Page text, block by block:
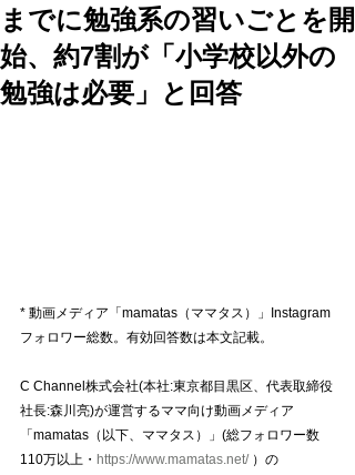
までに勉強系の習いごとを開
始、約7割が「小学校以外の
勉強は必要」と回答
* 動画メディア「mamatas（ママタス）」Instagram
フォロワー総数。有効回答数は本文記載。
C Channel株式会社(本社:東京都目黒区、代表取締役
社長:森川亮)が運営するママ向け動画メディア
「mamatas（以下、ママタス）」(総フォロワー数
110万以上・ https://www.mamatas.net/ ）の